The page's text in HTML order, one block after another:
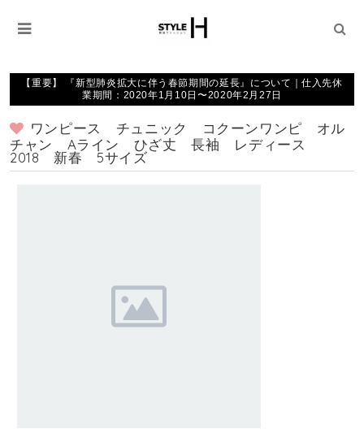
【重要】 『新型肺炎拡大に伴う春節期間の延長』について｜仕入先休
業期間：2020年1月10日〜2020年2月27日
ワンピース チュニック コクーンワンピ オル
チャン Aライン ひざ丈 長袖 レディース
2018 新春 5サイズ